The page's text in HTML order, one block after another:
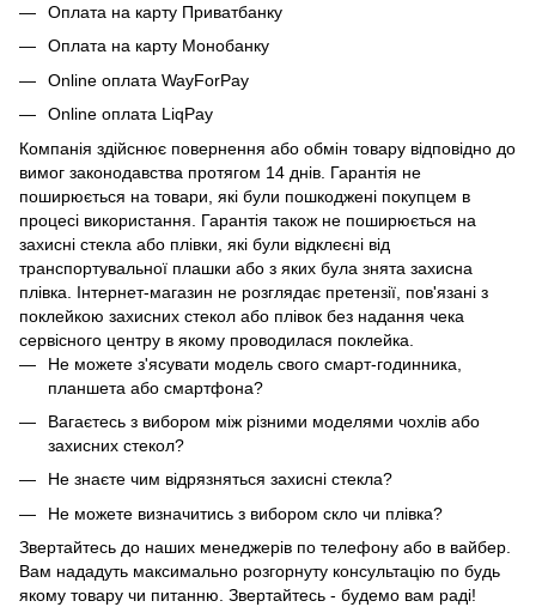
Оплата на карту Приватбанку
Оплата на карту Монобанку
Online оплата WayForPay
Online оплата LiqPay
Компанія здійснює повернення або обмін товару відповідно до
вимог законодавства протягом 14 днів. Гарантія не
поширюється на товари, які були пошкоджені покупцем в
процесі використання. Гарантія також не поширюється на
захисні стекла або плівки, які були відклеєні від
транспортувальної плашки або з яких була знята захисна
плівка. Інтернет-магазин не розглядає претензії, пов'язані з
поклейкою захисних стекол або плівок без надання чека
сервісного центру в якому проводилася поклейка.
Не можете з'ясувати модель свого смарт-годинника,
планшета або смартфона?
Вагаєтесь з вибором між різними моделями чохлів або
захисних стекол?
Не знаєте чим відрязняться захисні стекла?
Не можете визначитись з вибором скло чи плівка?
Звертайтесь до наших менеджерів по телефону або в вайбер.
Вам нададуть максимально розгорнуту консультацію по будь
якому товару чи питанню. Звертайтесь - будемо вам раді!